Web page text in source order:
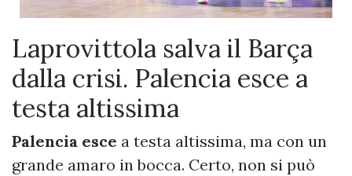
Laprovittola salva il Barça
dalla crisi. Palencia esce a
testa altissima
Palencia esce a testa altissima, ma con un
grande amaro in bocca. Certo, non si può